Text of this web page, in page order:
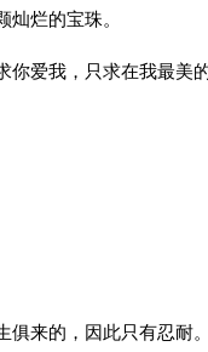
烂的宝珠。
爱我，只求在我最美的
来的，因此只有忍耐。